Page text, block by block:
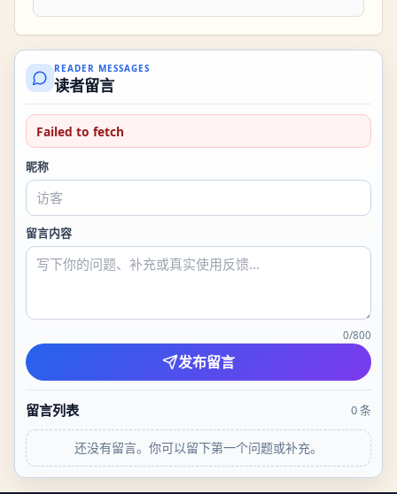
READER MESSAGES
读者留言
Failed to fetch
昵称
留言内容
0/800
发布留言
留言列表 0条
还没有留言。你可以留下第一个问题或补充。